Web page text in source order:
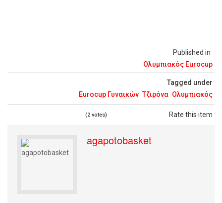
Published in
Ολυμπιακός Eurocup
Tagged under
Eurocup Γυναικών Τζιρόνα Ολυμπιακός
Rate this item
(2 votes)
agapotobasket